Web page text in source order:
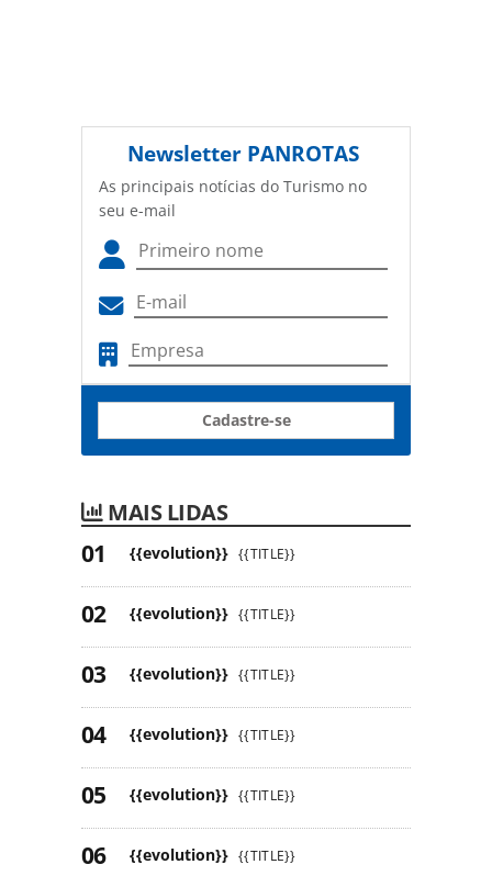
Newsletter PANROTAS
As principais notícias do Turismo no
seu e-mail
Cadastre-se
MAIS LIDAS
{{evolution}} {{TITLE}}
{{evolution}} {{TITLE}}
{{evolution}} {{TITLE}}
{{evolution}} {{TITLE}}
{{evolution}} {{TITLE}}
{{evolution}} {{TITLE}}